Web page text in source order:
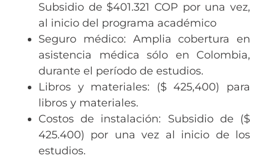
Subsidio de $401.321 COP por una vez,
al inicio del programa académico
Seguro médico: Amplia cobertura en
asistencia médica sólo en Colombia,
durante el período de estudios.
Libros y materiales: ($ 425,400) para
libros y materiales.
Costos de instalación: Subsidio de ($
425.400) por una vez al inicio de los
estudios.